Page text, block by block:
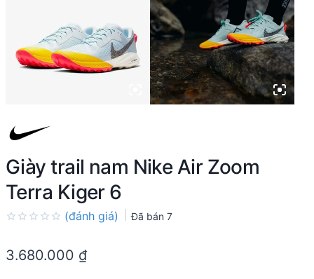
Giày trail nam Nike Air Zoom
Terra Kiger 6
out
(đánh giá) Đã bán 7
3.680.000 ₫